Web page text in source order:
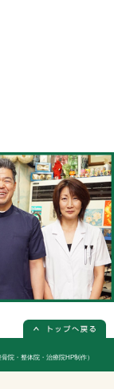
明市前後町鎗ケ
約は必ず必要に